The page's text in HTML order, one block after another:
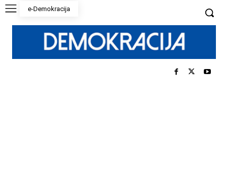
e-Demokracija